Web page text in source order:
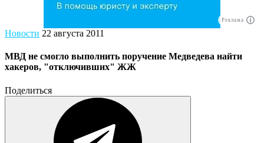
Реклама
Новости 22 августа 2011
МВД не смогло выполнить поручение Медведева найти
хакеров, "отключивших" ЖЖ
Поделиться